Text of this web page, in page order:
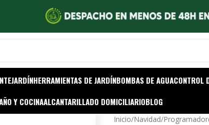
JARDÍNHERRAMIENTAS DE JARDÍNBOMBAS DE AGUACONTROL
Y COCINAALCANTARILLADO DOMICILIARIOBLOG
Inicio/Navidad/